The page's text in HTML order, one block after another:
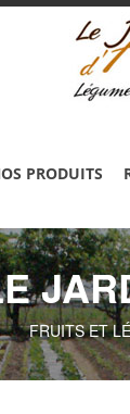
PRODUITS
FRUITS ET